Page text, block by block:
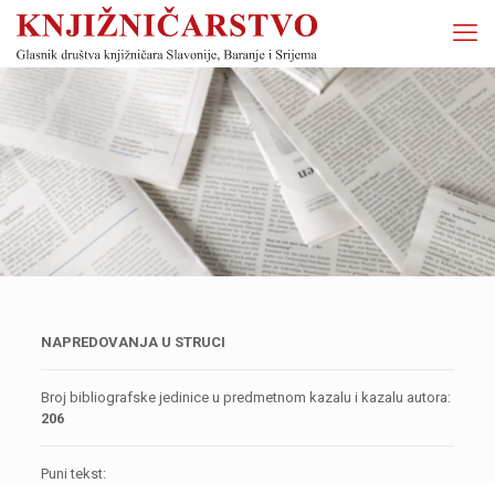
NAPREDOVANJA U STRUCI
Broj bibliografske jedinice u predmetnom kazalu i kazalu autora:
206
Puni tekst: